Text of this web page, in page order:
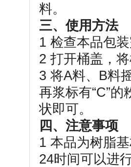
料。
三、使用方法
1 检查本品包
2 打开桶盖，
3 将A料、B料
再浆标有“C”
状即可。
四、注意事项
1 本品为树脂
24时间可以进